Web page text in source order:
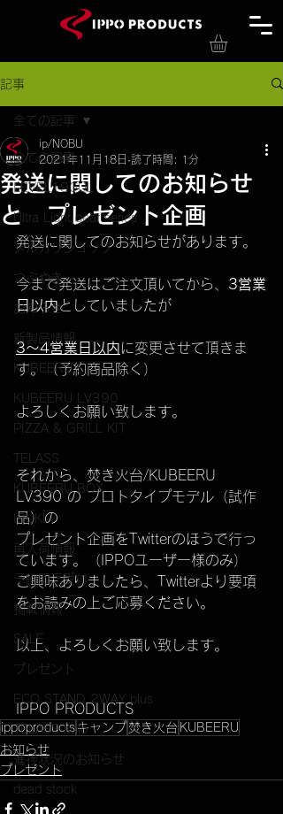
記事
全ての記事
LEVEL190UL
Ultra Light gear series
メルカリショップ
つぶやき
お知らせ
新製品情報
KUBEERU
KUBEERU LV390
PIZZA & GRILL KIT
TELASS
KUBEERU BOX
IBUKI
再入荷情報
予約販売受付
掲載情報
SALE
プレゼント
ECO STAND 2WAY plus
TELASS solo
進捗状況のお知らせ
dead stock
全ての記事
発送に関してのお知らせ
と プレゼント企画
ip/NOBU
2021年11月18日 読了時間: 1分
発送に関してのお知らせがあります。
今まで発送はご注文頂いてから、 3営業
日以内としていましたが
3～4営業日以内に変更させて頂きま
す。（予約商品除く）
よろしくお願い致します。
それから、焚き火台/KUBEERU
LV390 の プロトタイプモデル（試作
品）の
プレゼント企画をTwitterのほうで行っ
ています。（IPPOユーザー様のみ）
ご興味ありましたら、Twitterより要項
をお読みの上ご応募ください。
以上、よろしくお願い致します。
IPPO PRODUCTS
ippoproducts キャンプ焚き火台 KUBEERU
お知らせ
プレゼント